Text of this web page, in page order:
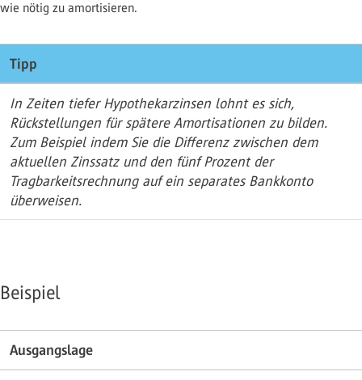
wie nötig zu amortisieren.
Tipp
In Zeiten tiefer Hypothekarzinsen lohnt es sich,
Rückstellungen für spätere Amortisationen zu bilden.
Zum Beispiel indem Sie die Differenz zwischen dem
aktuellen Zinssatz und den fünf Prozent der
Tragbarkeitsrechnung auf ein separates Bankkonto
überweisen.
Beispiel
Ausgangslage